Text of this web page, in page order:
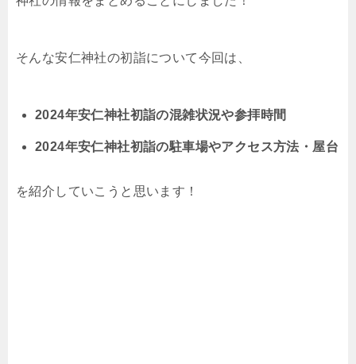
そんな安仁神社の初詣について今回は、
2024年安仁神社初詣の混雑状況や参拝時間
2024年安仁神社初詣の駐車場やアクセス方法・屋台
を紹介していこうと思います！